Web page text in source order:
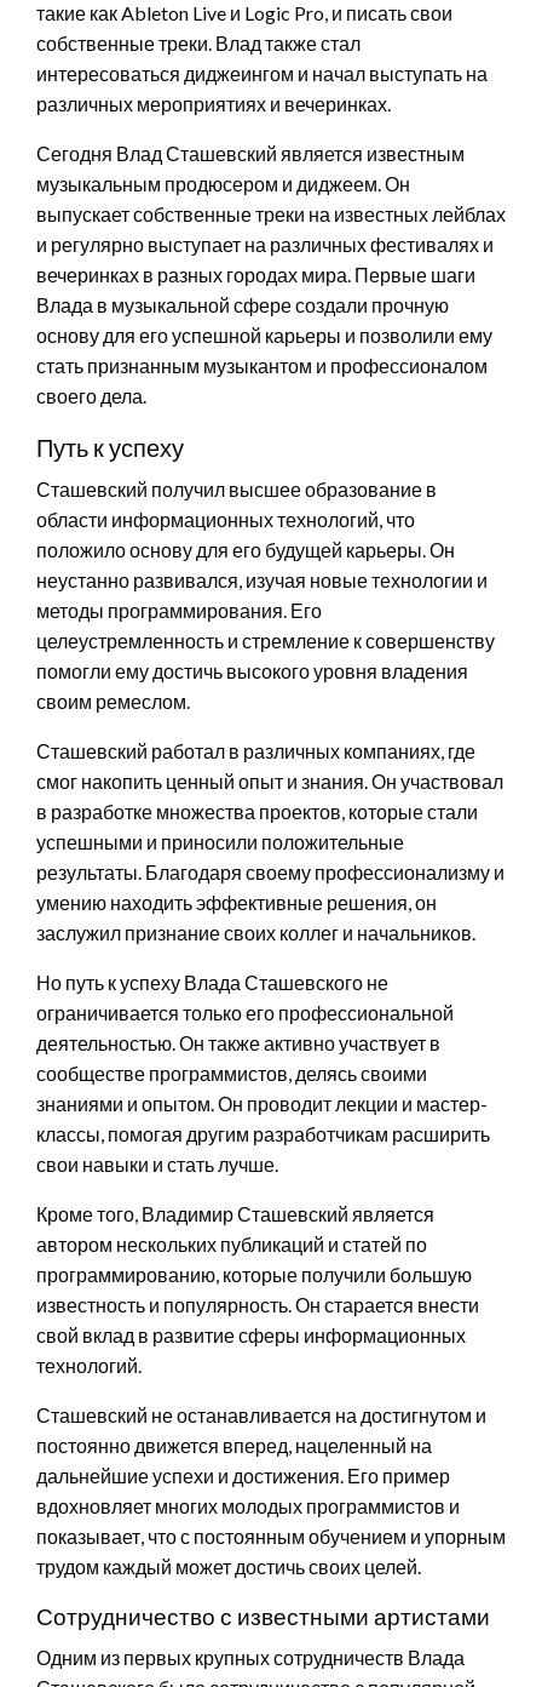
такие как Ableton Live и Logic Pro, и писать свои
собственные треки. Влад также стал
интересоваться диджеингом и начал выступать на
различных мероприятиях и вечеринках.
Сегодня Влад Сташевский является известным
музыкальным продюсером и диджеем. Он
выпускает собственные треки на известных лейблах
и регулярно выступает на различных фестивалях и
вечеринках в разных городах мира. Первые шаги
Влада в музыкальной сфере создали прочную
основу для его успешной карьеры и позволили ему
стать признанным музыкантом и профессионалом
своего дела.
Путь к успеху
Сташевский получил высшее образование в
области информационных технологий, что
положило основу для его будущей карьеры. Он
неустанно развивался, изучая новые технологии и
методы программирования. Его
целеустремленность и стремление к совершенству
помогли ему достичь высокого уровня владения
своим ремеслом.
Сташевский работал в различных компаниях, где
смог накопить ценный опыт и знания. Он участвовал
в разработке множества проектов, которые стали
успешными и приносили положительные
результаты. Благодаря своему профессионализму и
умению находить эффективные решения, он
заслужил признание своих коллег и начальников.
Но путь к успеху Влада Сташевского не
ограничивается только его профессиональной
деятельностью. Он также активно участвует в
сообществе программистов, делясь своими
знаниями и опытом. Он проводит лекции и мастер-
классы, помогая другим разработчикам расширить
свои навыки и стать лучше.
Кроме того, Владимир Сташевский является
автором нескольких публикаций и статей по
программированию, которые получили большую
известность и популярность. Он старается внести
свой вклад в развитие сферы информационных
технологий.
Сташевский не останавливается на достигнутом и
постоянно движется вперед, нацеленный на
дальнейшие успехи и достижения. Его пример
вдохновляет многих молодых программистов и
показывает, что с постоянным обучением и упорным
трудом каждый может достичь своих целей.
Сотрудничество с известными артистами
Одним из первых крупных сотрудничеств Влада